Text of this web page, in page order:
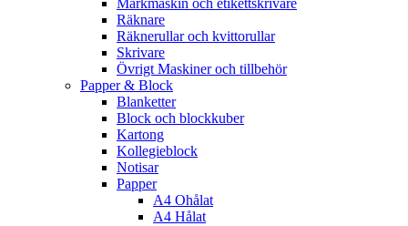
Märkmaskin och etikettskrivare
Räknare
Räknerullar och kvittorullar
Skrivare
Övrigt Maskiner och tillbehör
Papper & Block
Blanketter
Block och blockkuber
Kartong
Kollegieblock
Notisar
Papper
A4 Ohålat
A4 Hålat